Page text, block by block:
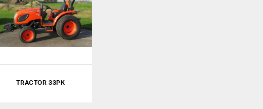
TRACTOR 33PK